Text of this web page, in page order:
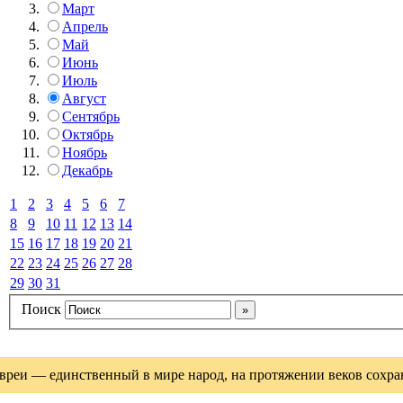
Март
Апрель
Май
Июнь
Июль
Август
Сентябрь
Октябрь
Ноябрь
Декабрь
1 2 3 4 5 6
7
8
9 10 11 12 13 14
15 16 17 18 19 20 21
22 23 24 25 26 27 28
29 30 31
Поиск
— единственный в мире народ, на протяжении веков